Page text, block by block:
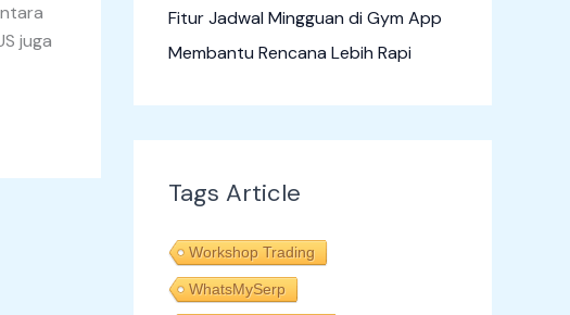
juga
Fitur Jadwal Mingguan di Gym App
Membantu Rencana Lebih Rapi
Tags Article
Workshop Trading
WhatsMySerp